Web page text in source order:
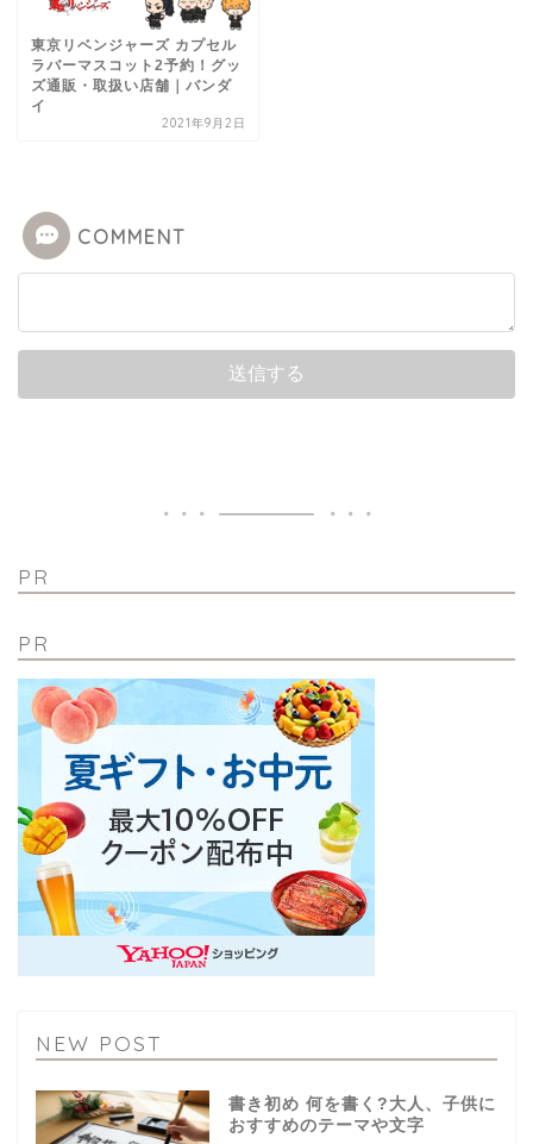
東京リベンジャーズ カプセル
ラバーマスコット2予約！グッ
ズ通販・取扱い店舗｜バンダ
イ
2021年9月2日
COMMENT
PR
PR
NEW POST
書き初め 何を書く?大人、子供に
おすすめのテーマや文字